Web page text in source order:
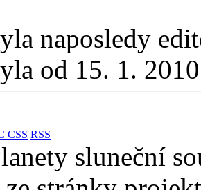
naposledy
od 15. 1.
CSS RSS
sluneční